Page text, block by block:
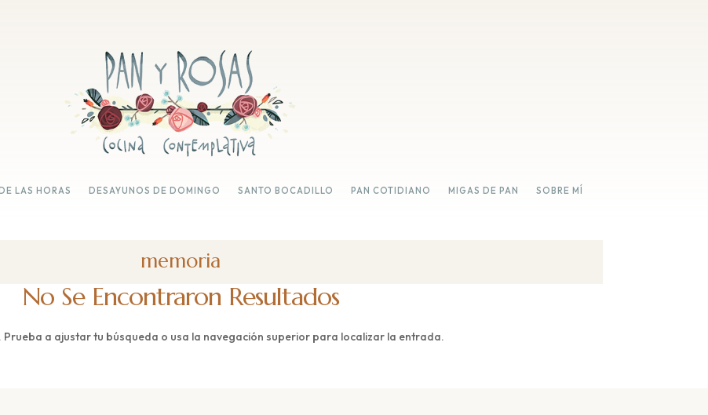
LAS HORAS DESAYUNOS DE DOMINGO SANTO BOCADILLO PAN COTIDIANO MIGAS DE PAN SOBRE MÍ
memoria
No Se Encontraron Resultados
a ajustar tu búsqueda o usa la navegación superior para localizar la entrada.